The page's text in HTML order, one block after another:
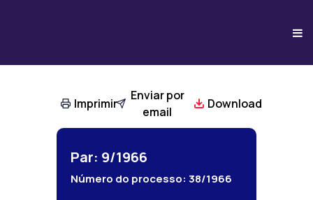
Imprimir
Enviar por
email
Download
Par: 9/1966
Número do processo: 38/1966